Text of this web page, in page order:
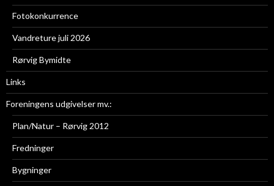
Fotokonkurrence
Vandreture juli 2026
Rørvig Bymidte
Links
Foreningens udgivelser mv.:
Plan/Natur – Rørvig 2012
Fredninger
Bygninger